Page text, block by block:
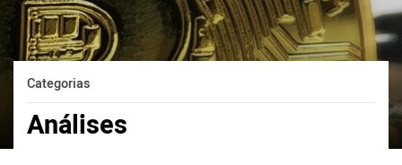
français
italiano
日本語
中文
Categorias
Análises